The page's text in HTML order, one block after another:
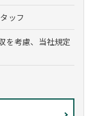
ッフ
考慮、当社規定